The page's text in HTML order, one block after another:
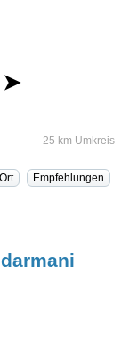
➤
25 km Umkreis
Ort
Empfehlungen